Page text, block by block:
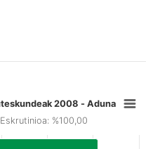
2008 - Aduna
%100,00